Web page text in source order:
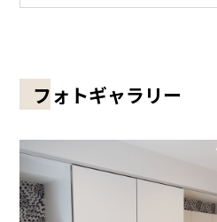
フォトギャラリー